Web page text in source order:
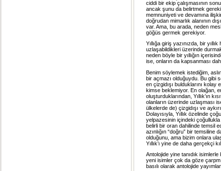
ciddi bir ekip çalışmasının
ancak şunu da belirtmek
memnuniyeti ve devamına
doğrudan mimarlık alanının
var. Ama, bu arada, neden
göğüs germek gerekiyor.
Yıllığa giriş yazınızda, bir
uzlaşabildikleri üzerinde
neden böyle bir yıllığın
ise, onların da kapsanması
Benim söylemek istediğim,
bir açmazı olduğuydu. Bu gibi
en çizgidışı bulduklarını kolay
kimse beklemiyor. En olağan,
oluşturduklarından, Yıllık’ın
olanların üzerinde uzlaşması
ülkelerde de) çizgidışı ve
Dolayısıyla, Yıllık özelinde
yelpazesinin içindeki çoğullukla
belirli bir oran dahilinde temsil
azınlığın “doğru” bir
olduğunu, ama bizim onlara
Yıllık’ı yine de daha gerçekçi
Antolojide yine tanıdık isimlerle
yeni isimler çok da göze
basılı olarak antolojide